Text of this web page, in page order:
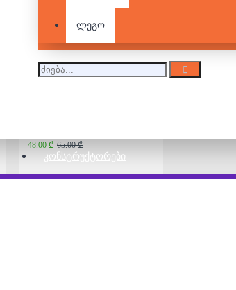
ᲙᲝᲜᲡᲢᲠᲣᲥᲢᲝᲠᲔᲑᲘ
ლეგო
50.00 ₾
48.00 ₾ 65.00 ₾